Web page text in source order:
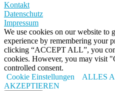
Kontakt
Datenschutz
Impressum
We use cookies on our website to
experience by remembering your
clicking “ACCEPT ALL”, you
cookies. However, you may visit
controlled consent.
Cookie Einstellungen
ALLES
AKZEPTIEREN